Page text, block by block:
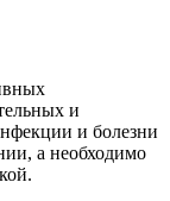
и
и болезни
а необходимо